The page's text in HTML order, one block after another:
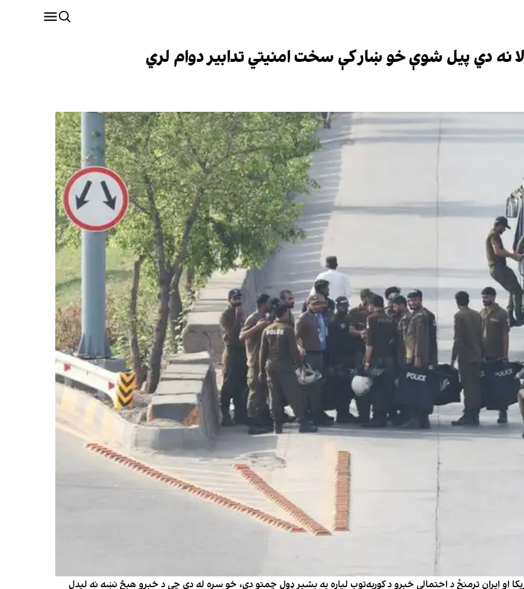
لا نه دي پیل شوې خو ښار کې سخت امنیتي تدابیر دوام لري
او ایران ترمنځ د احتمالي خبرو د کوربه‌توب لپاره په بشپړ ډول چمتو دی، خو سره له دې چې د خبرو هېڅ نښه نه لیدل